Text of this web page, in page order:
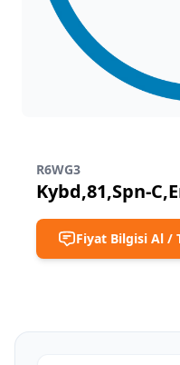
R6WG3
Kybd,81,Spn-
Fiyat Bilgisi Al /